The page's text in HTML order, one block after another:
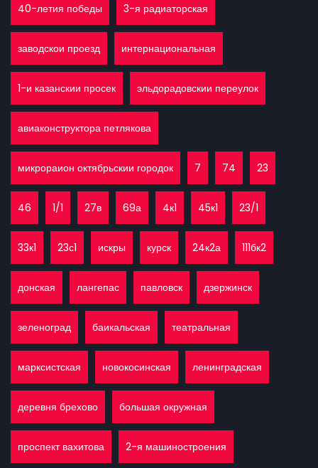
40-летия победы 3-я радиаторская
заводскои проезд интернациональная
1-и казанскии просек эльдорадовскии переулок
авиаконструктора петлякова
микрораион октябрьскии городок 7 74 23
46 1/1 27в 69а 4к1 45к1 23/1
33к1 23с1 искры курск 24к2а 111бк2
донская лангепас павловск дзержинск
зеленоград баикальская театральная
марксистская новокосинская ленинградская
деревня брехово большая окружная
проспект вахитова 2-я машиностроения